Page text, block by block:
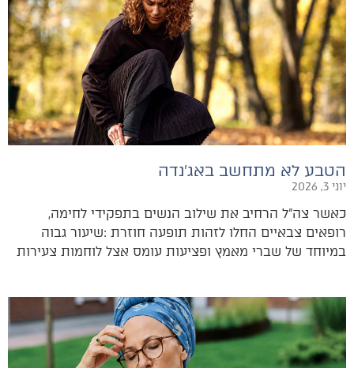
הטבע לא מתחשב באג׳נדה
יוני 3, 2026
כאשר‭ ‬צה"ל‭ ‬הרחיב‭ ‬את‭ ‬שילוב‭ ‬הנשים‭ ‬בתפקידי‭ ‬לחימה‭,
‬במיוחד‭ ‬של‭ ‬שברי‭ ‬מאמץ‭ ‬ופציעות‭ ‬עומס‭ ‬אצל‭ ‬לוחמות‭ ‬צעירות‭